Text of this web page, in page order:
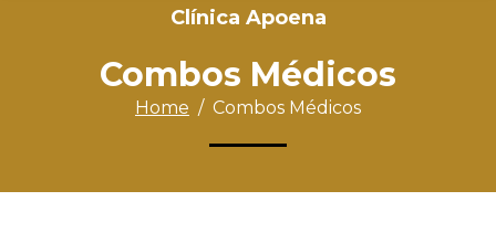
Clínica Apoena
Combos Médicos
Home Combos Médicos